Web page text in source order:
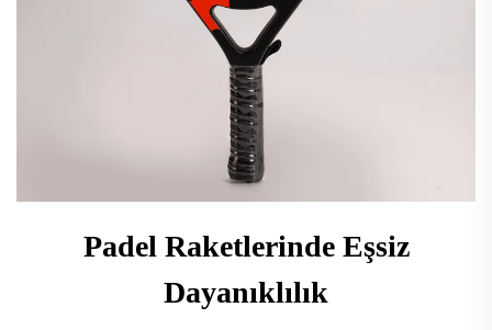
Padel Raketlerinde Eşsiz
Dayanıklılık